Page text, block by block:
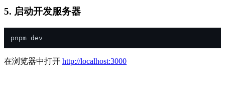
5. 启动开发服务器
在浏览器中打开 http://localhost:3000